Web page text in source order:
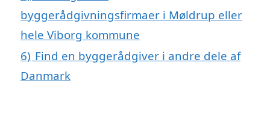
byggerådgivningsfirmaer i Møldrup eller
hele Viborg kommune
6) Find en byggerådgiver i andre dele af
Danmark